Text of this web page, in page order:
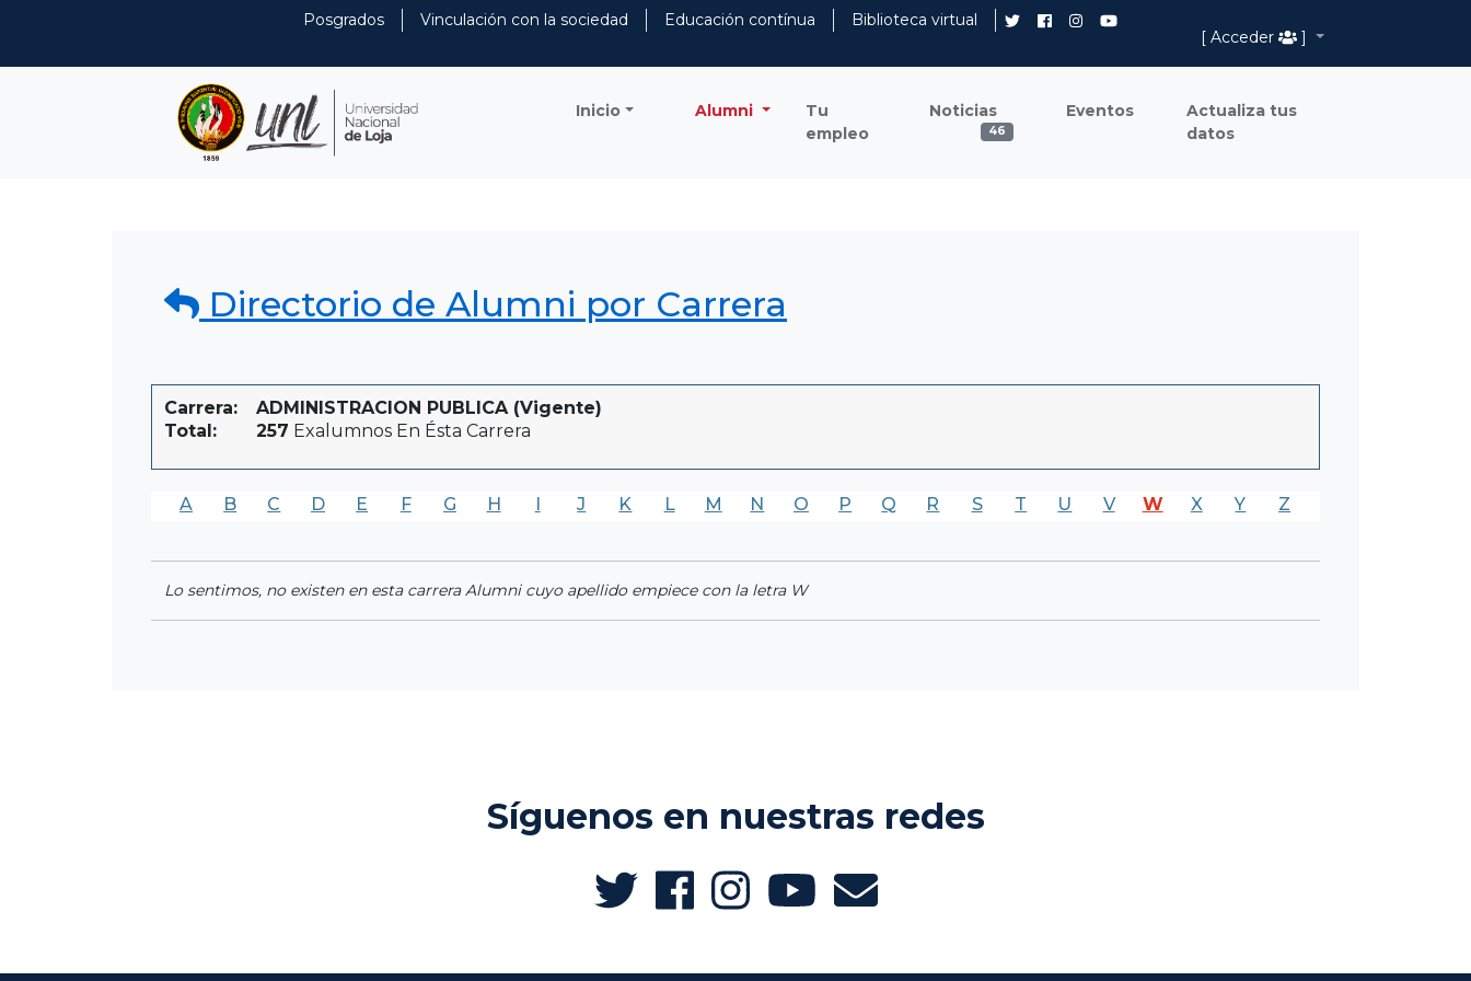
Posgrados Vinculación con la sociedad Educación contínua
Biblioteca virtual
[ Acceder
]
Inicio Alumni
Tu
empleo
Noticias
46
Eventos
Actualiza tus
datos
Directorio de Alumni por Carrera
Carrera:
ADMINISTRACION PUBLICA (Vigente)
Total:
257 Exalumnos En Ésta Carrera
A B C D E F G H I J K L M N O P Q R S T U V W X Y Z
Lo sentimos, no existen en esta carrera Alumni cuyo apellido empiece con la letra W
Síguenos en nuestras redes